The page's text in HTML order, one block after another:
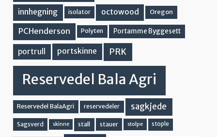
innhegning isolator octowood Oregon
PCHenderson Polyten Portamme Byggesett
portrull portskinne PRK
Reservedel Bala Agri
Reservedel BalaAgri reservedeler sagkjede
Sagsverd skinne stall stauer stolpe stople